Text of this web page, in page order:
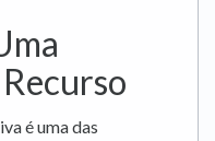
é uma das